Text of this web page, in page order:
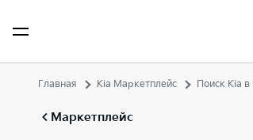
Главная Kia Маркетплейс Поиск Kia в
Маркетплейс